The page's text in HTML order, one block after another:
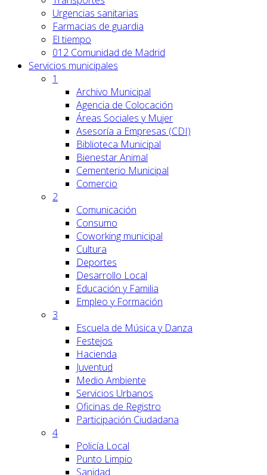
Urgencias sanitarias
Farmacias de guardia
El tiempo
012 Comunidad de Madrid
Servicios municipales
1
Archivo Municipal
Agencia de Colocación
Áreas Sociales y Mujer
Asesoría a Empresas (CDI)
Biblioteca Municipal
Bienestar Animal
Cementerio Municipal
Comercio
2
Comunicación
Consumo
Coworking municipal
Cultura
Deportes
Desarrollo Local
Educación y Familia
Empleo y Formación
3
Escuela de Música y Danza
Festejos
Hacienda
Juventud
Medio Ambiente
Servicios Urbanos
Oficinas de Registro
Participación Ciudadana
4
Policía Local
Punto Limpio
Sanidad